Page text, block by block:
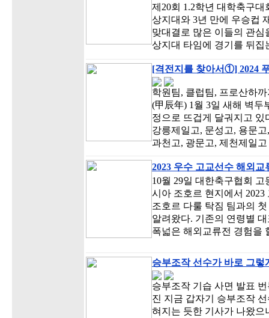
제20회 1.2학년 대학축구
상지대와 3년 만에 우승컵
맞대결로 많은 이들의 관
상지대 타임에 경기를 뒤
[격전지를 찾아서①] 2024
학원팀, 클럽팀, 프로산하
(甲辰年) 1월 3일 새해 벽두
정으로 뜨겁게 달궈지고
강릉제일고, 문성고, 용문
과천고, 광문고, 제천제일
2023 우수 고교선수 해외
10월 29일 대한축구협회
시아 조호르 현지에서
조호르 다룰 탁짐 팀과의
알려왔다. 기존의 연령별
폭넓은 해외교류전 경험을
승부조작 선수가 바로 그
승부조작 기습 사면 발표
진 지금 갑자기 승부조작
혀지는 듯한 기사가 나왔으